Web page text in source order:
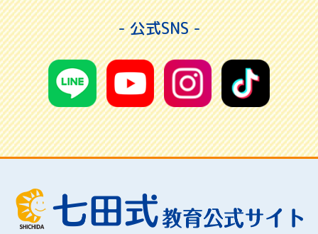
- 公式SNS -